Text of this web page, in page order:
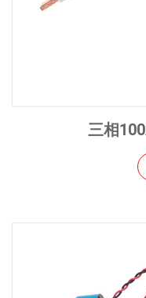
三相